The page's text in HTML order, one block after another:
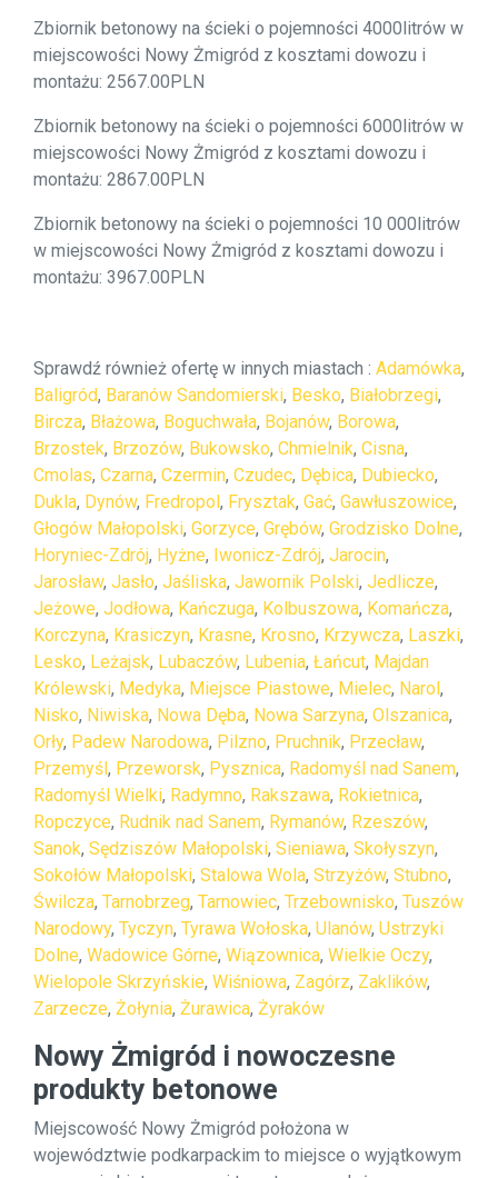
Zbiornik betonowy na ścieki o pojemności 4000litrów w
miejscowości Nowy Żmigród z kosztami dowozu i
montażu: 2567.00PLN
Zbiornik betonowy na ścieki o pojemności 6000litrów w
miejscowości Nowy Żmigród z kosztami dowozu i
montażu: 2867.00PLN
Zbiornik betonowy na ścieki o pojemności 10 000litrów
w miejscowości Nowy Żmigród z kosztami dowozu i
montażu: 3967.00PLN
Sprawdź również ofertę w innych miastach : Adamówka,
Baligród, Baranów Sandomierski, Besko, Białobrzegi,
Bircza, Błażowa, Boguchwała, Bojanów, Borowa,
Brzostek, Brzozów, Bukowsko, Chmielnik, Cisna,
Cmolas, Czarna, Czermin, Czudec, Dębica, Dubiecko,
Dukla, Dynów, Fredropol, Frysztak, Gać, Gawłuszowice,
Głogów Małopolski, Gorzyce, Grębów, Grodzisko Dolne,
Horyniec-Zdrój, Hyżne, Iwonicz-Zdrój, Jarocin,
Jarosław, Jasło, Jaśliska, Jawornik Polski, Jedlicze,
Jeżowe, Jodłowa, Kańczuga, Kolbuszowa, Komańcza,
Korczyna, Krasiczyn, Krasne, Krosno, Krzywcza, Laszki,
Lesko, Leżajsk, Lubaczów, Lubenia, Łańcut, Majdan
Królewski, Medyka, Miejsce Piastowe, Mielec, Narol,
Nisko, Niwiska, Nowa Dęba, Nowa Sarzyna, Olszanica,
Orły, Padew Narodowa, Pilzno, Pruchnik, Przecław,
Przemyśl, Przeworsk, Pysznica, Radomyśl nad Sanem,
Radomyśl Wielki, Radymno, Rakszawa, Rokietnica,
Ropczyce, Rudnik nad Sanem, Rymanów, Rzeszów,
Sanok, Sędziszów Małopolski, Sieniawa, Skołyszyn,
Sokołów Małopolski, Stalowa Wola, Strzyżów, Stubno,
Świlcza, Tarnobrzeg, Tarnowiec, Trzebownisko, Tuszów
Narodowy, Tyczyn, Tyrawa Wołoska, Ulanów, Ustrzyki
Dolne, Wadowice Górne, Wiązownica, Wielkie Oczy,
Wielopole Skrzyńskie, Wiśniowa, Zagórz, Zaklików,
Zarzecze, Żołynia, Żurawica, Żyraków
Nowy Żmigród i nowoczesne
produkty betonowe
Miejscowość Nowy Żmigród położona w
województwie podkarpackim to miejsce o wyjątkowym